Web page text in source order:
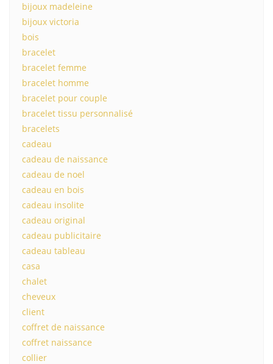
bijoux madeleine
bijoux victoria
bois
bracelet
bracelet femme
bracelet homme
bracelet pour couple
bracelet tissu personnalisé
bracelets
cadeau
cadeau de naissance
cadeau de noel
cadeau en bois
cadeau insolite
cadeau original
cadeau publicitaire
cadeau tableau
casa
chalet
cheveux
client
coffret de naissance
coffret naissance
collier